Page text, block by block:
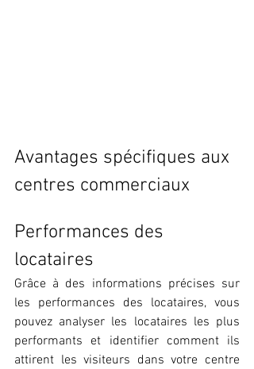
Avantages spécifiques aux
centres commerciaux
Performances des
locataires
Grâce à des informations précises sur
les performances des locataires, vous
pouvez analyser les locataires les plus
performants et identifier comment ils
attirent les visiteurs dans votre centre